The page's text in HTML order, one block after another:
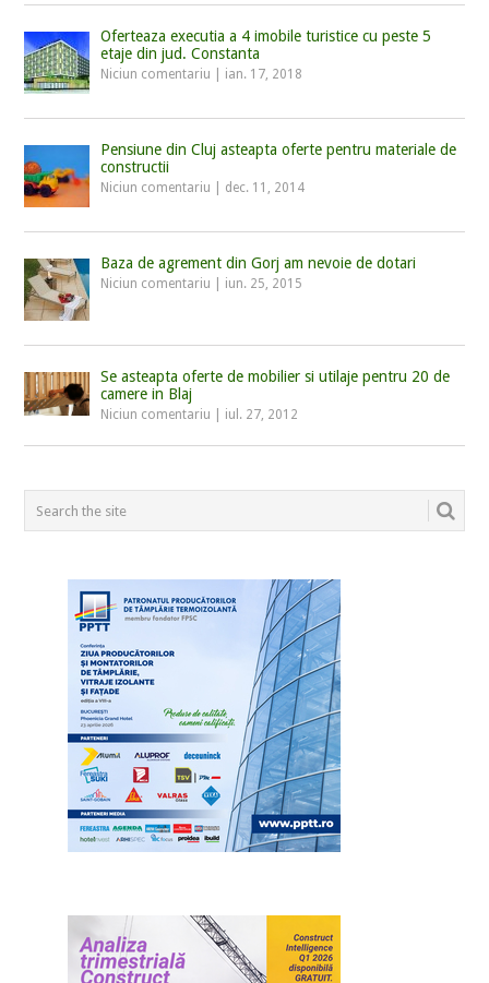
Oferteaza executia a 4 imobile turistice cu peste 5
etaje din jud. Constanta
Niciun comentariu ian. 17, 2018
Pensiune din Cluj asteapta oferte pentru materiale de
constructii
Niciun comentariu dec. 11, 2014
Baza de agrement din Gorj am nevoie de dotari
Niciun comentariu iun. 25, 2015
Se asteapta oferte de mobilier si utilaje pentru 20 de
camere in Blaj
Niciun comentariu iul. 27, 2012